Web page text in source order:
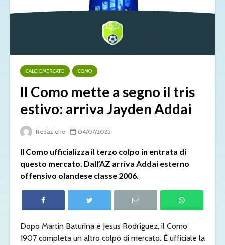
CALCIOMERCATO COMO
Il Como mette a segno il tris
estivo: arriva Jayden Addai
Redazione 04/07/2025
Il Como ufficializza il terzo colpo in entrata di
questo mercato. Dall’AZ arriva Addai esterno
offensivo olandese classe 2006.
Dopo Martin Baturina e Jesus Rodríguez, il Como
1907 completa un altro colpo di mercato. È ufficiale la